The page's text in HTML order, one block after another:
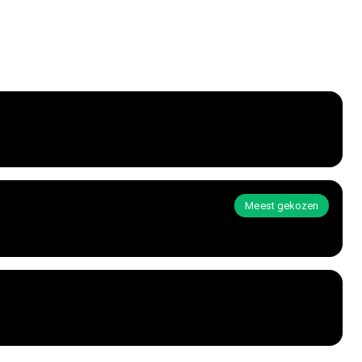
Meest gekozen